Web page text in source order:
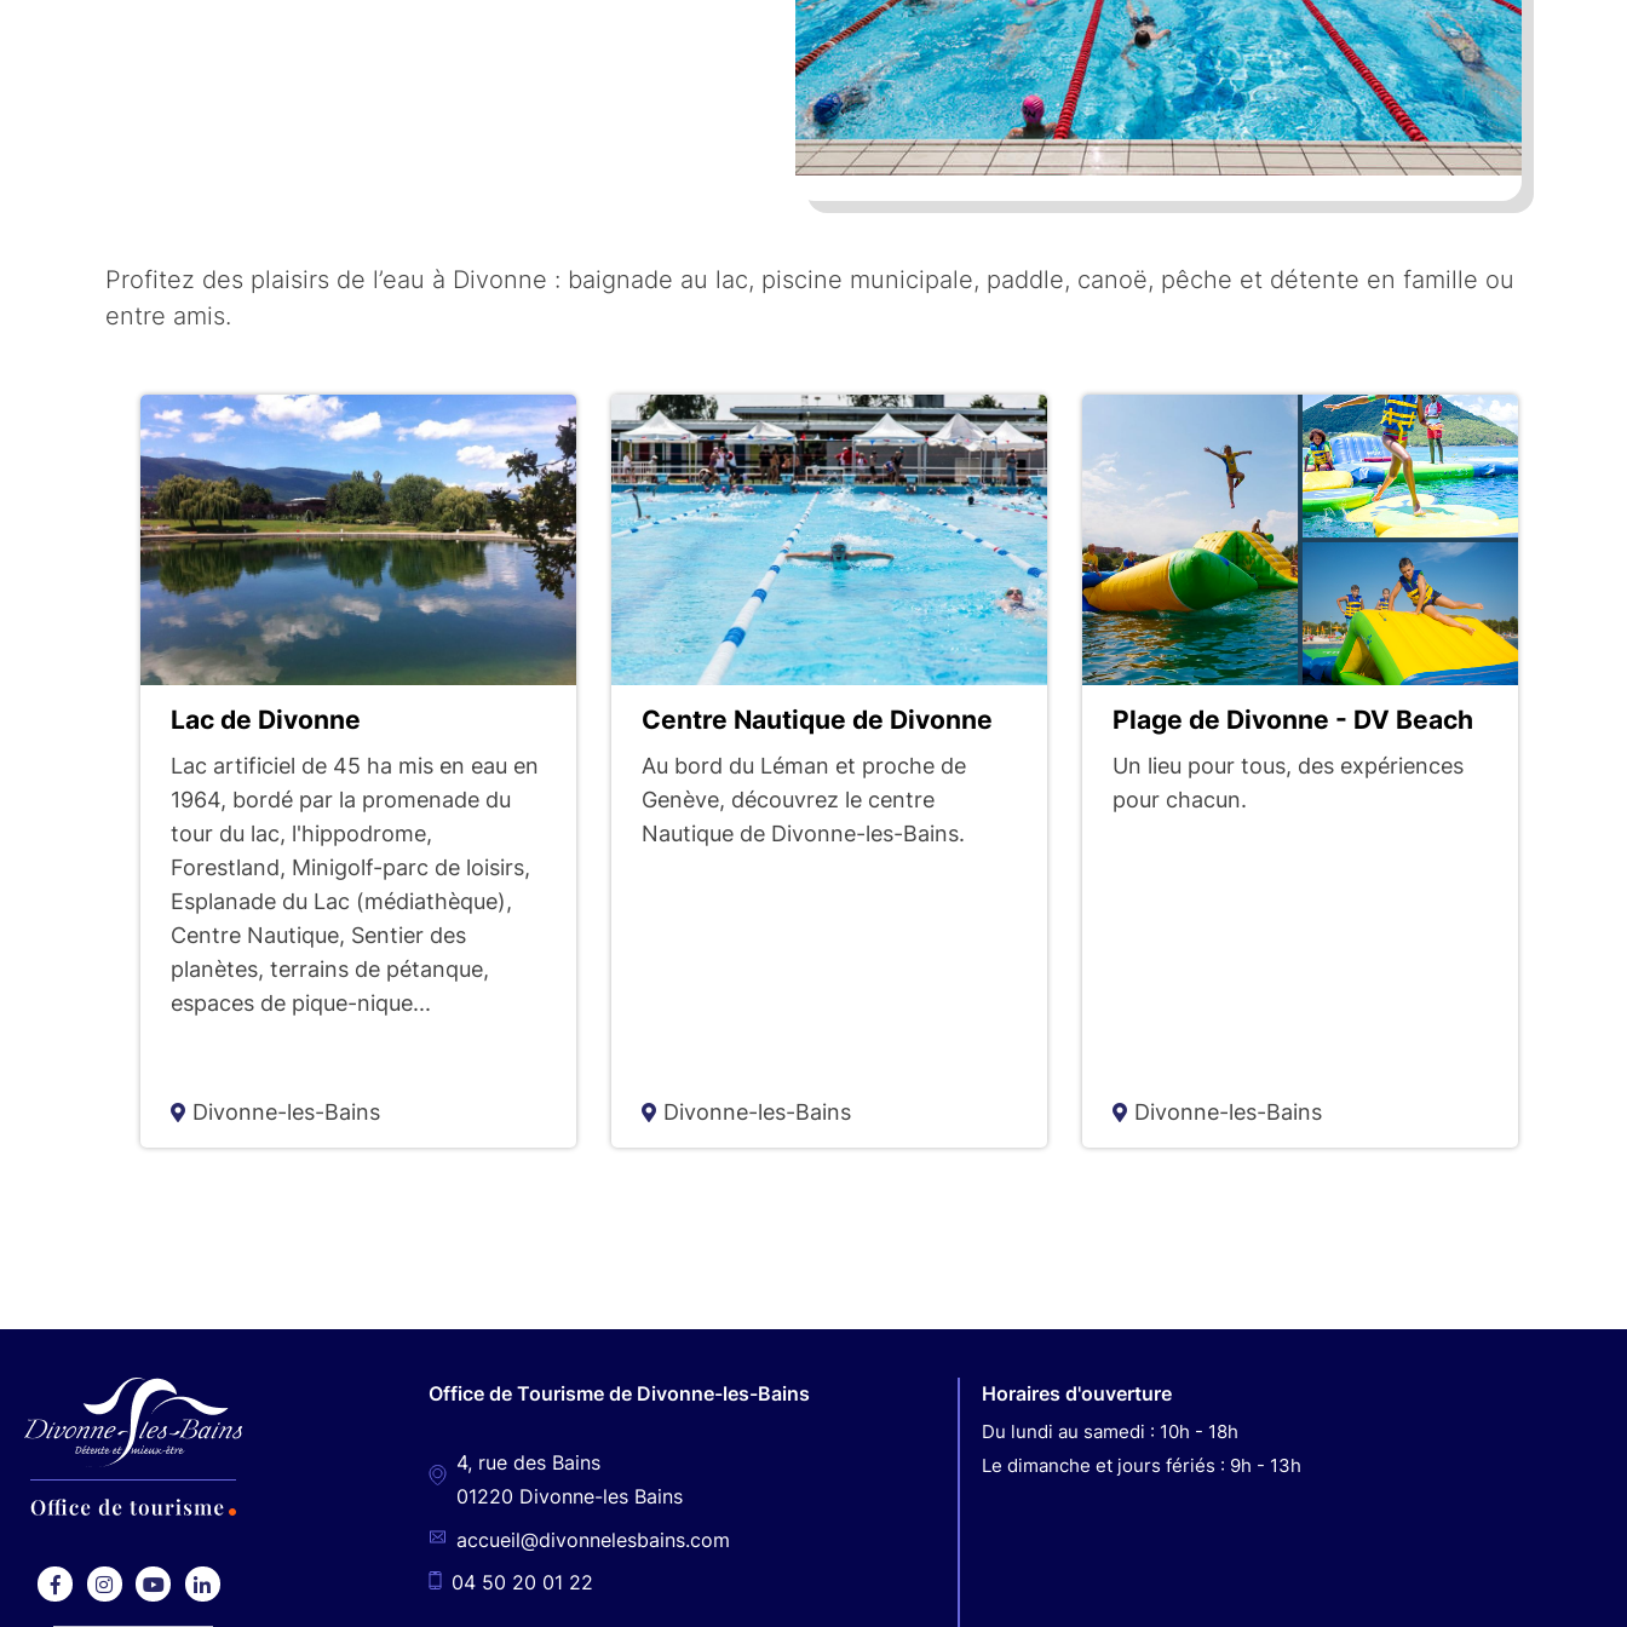
Profitez des plaisirs de l’eau à Divonne : baignade au lac, piscine municipale, paddle, canoë, pêche et détente en famille ou
entre amis.
R
é
s
u
l
t
a
t
s
d
e
Lac de Divonne
Lac artificiel de 45 ha mis en eau en
1964, bordé par la promenade du
tour du lac, l'hippodrome,
Forestland, Minigolf-parc de loisirs,
Esplanade du Lac (médiathèque),
Centre Nautique, Sentier des
planètes, terrains de pétanque,
espaces de pique-nique...
Divonne-les-Bains
Centre Nautique de Divonne
Au bord du Léman et proche de
Genève, découvrez le centre
Nautique de Divonne-les-Bains.
Divonne-les-Bains
Plage de Divonne - DV Beach
Un lieu pour tous, des expériences
pour chacun.
Divonne-les-Bains
F
I
Y
L
Office de Tourisme de Divonne-les-Bains
4, rue des Bains
01220 Divonne-les Bains
accueil@divonnelesbains.com
04 50 20 01 22
Horaires d'ouverture
Du lundi au samedi : 10h - 18h
Le dimanche et jours fériés : 9h - 13h